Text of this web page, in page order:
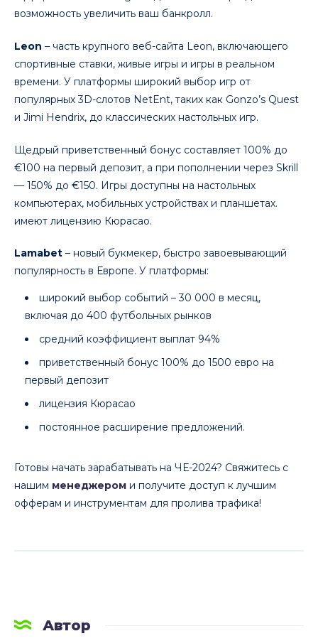
возможность увеличить ваш банкролл.
Leon – часть крупного веб-сайта Leon, включающего
спортивные ставки, живые игры и игры в реальном
времени. У платформы широкий выбор игр от
популярных 3D-слотов NetEnt, таких как Gonzo’s Quest
и Jimi Hendrix, до классических настольных игр.
Щедрый приветственный бонус составляет 100% до
€100 на первый депозит, а при пополнении через Skrill
— 150% до €150. Игры доступны на настольных
компьютерах, мобильных устройствах и планшетах.
имеют лицензию Кюрасао.
Lamabet – новый букмекер, быстро завоевывающий
популярность в Европе. У платформы:
широкий выбор событий – 30 000 в месяц,
включая до 400 футбольных рынков
средний коэффициент выплат 94%
приветственный бонус 100% до 1500 евро на
первый депозит
лицензия Кюрасао
постоянное расширение предложений.
Готовы начать зарабатывать на ЧЕ-2024? Свяжитесь с
нашим менеджером и получите доступ к лучшим
офферам и инструментам для пролива трафика!
Автор